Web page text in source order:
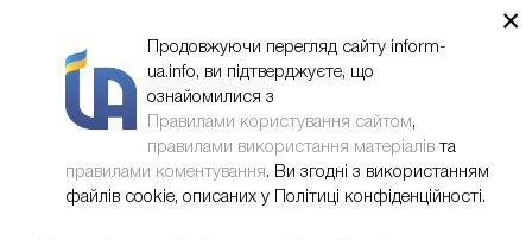
×
Продовжуючи перегляд сайту inform-
ua.info, ви підтверджуєте, що
ознайомилися з
Правилами користування сайтом,
правилами використання матеріалів та
правилами коментування. Ви згодні з використанням
файлів cookie, описаних у Політиці конфіденційності.